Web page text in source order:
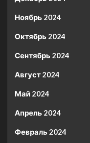
Ноябрь 2024
Октябрь 2024
Сентябрь 2024
Август 2024
Май 2024
Апрель 2024
Февраль 2024